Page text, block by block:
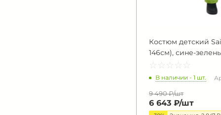
Костюм детский
146см), сине-
☆ ☆ ☆ ☆ ☆
★ ★ ★ ★ ★
В наличии - 1 шт.
9 490 ₽/шт
6 643 ₽/шт